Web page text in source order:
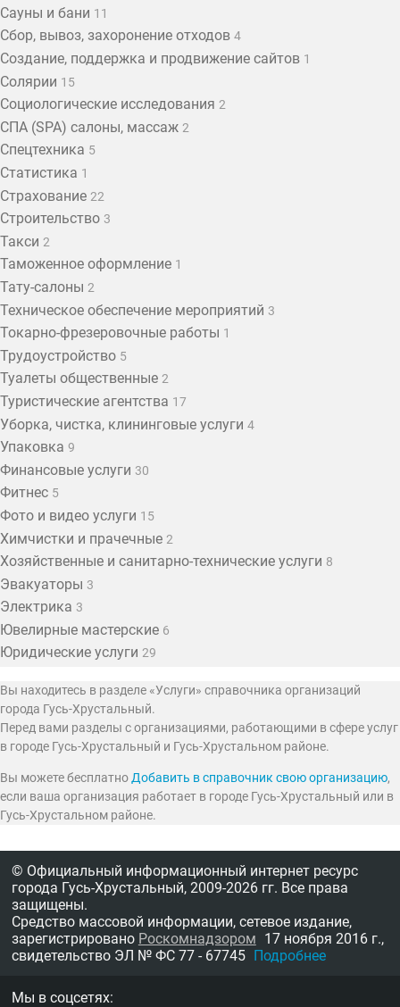
Сауны и бани 11
Сбор, вывоз, захоронение отходов 4
Создание, поддержка и продвижение сайтов 1
Солярии 15
Социологические исследования 2
СПА (SPA) салоны, массаж 2
Спецтехника 5
Статистика 1
Страхование 22
Строительство 3
Такси 2
Таможенное оформление 1
Тату-салоны 2
Техническое обеспечение мероприятий 3
Токарно-фрезеровочные работы 1
Трудоустройство 5
Туалеты общественные 2
Туристические агентства 17
Уборка, чистка, клининговые услуги 4
Упаковка 9
Финансовые услуги 30
Фитнес 5
Фото и видео услуги 15
Химчистки и прачечные 2
Хозяйственные и санитарно-технические услуги 8
Эвакуаторы 3
Электрика 3
Ювелирные мастерские 6
Юридические услуги 29
Вы находитесь в разделе «Услуги» справочника организаций
города Гусь-Хрустальный.
Перед вами разделы с организациями, работающими в сфере услуг
в городе Гусь-Хрустальный и Гусь-Хрустальном районе.
Вы можете бесплатноДобавить в справочник свою организацию,
если ваша организация работает в городе Гусь-Хрустальный или в
Гусь-Хрустальном районе.
© Официальный информационный интернет ресурс
города Гусь-Хрустальный, 2009-2026 гг. Все права
защищены.
Средство массовой информации, сетевое издание,
зарегистрировано Роскомнадзором 17 ноября 2016 г.,
свидетельство ЭЛ № ФС 77 - 67745 Подробнее
Мы в соцсетях: